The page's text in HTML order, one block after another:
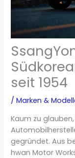
seit 1954
/Marken &
Kaum zu
gegründet. Aus
hwan Motor